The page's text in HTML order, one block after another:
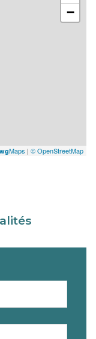
−
Maps | © OpenStreetMap